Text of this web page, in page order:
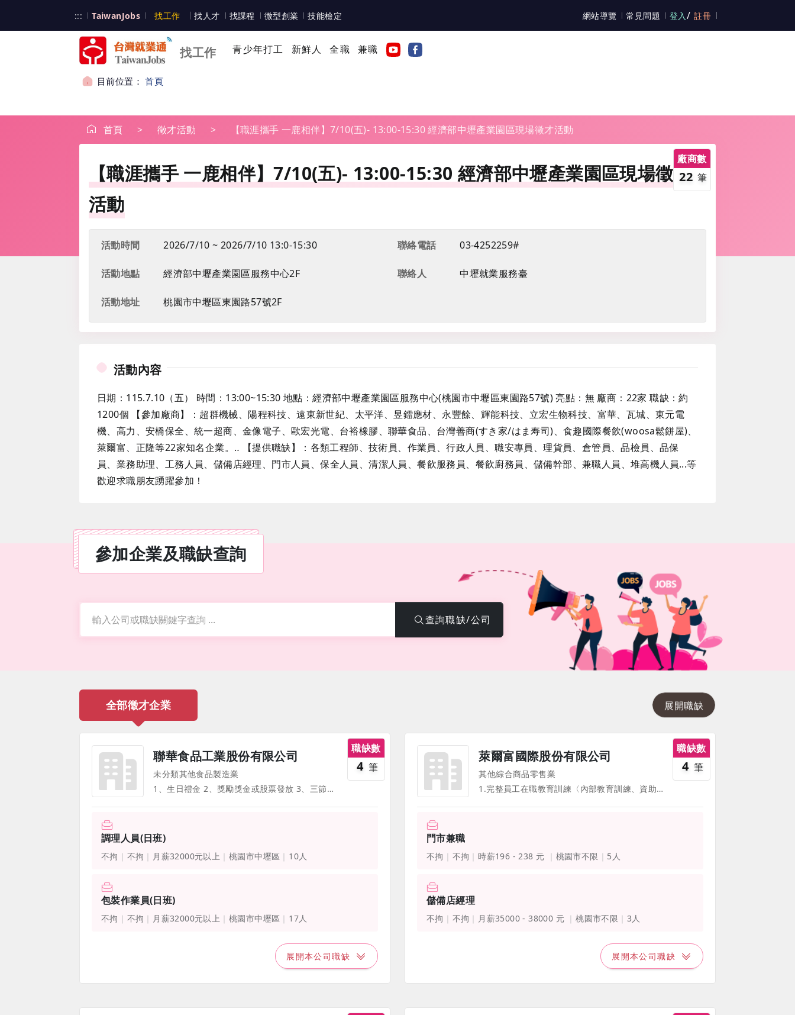
::: TaiwanJobs 台灣就業通
找工作 台灣就業通
找人才 找課程 微型創業 技能檢定 網站導覽 常見問題 登入 / 註冊
找工作 青少年打工 新鮮人 全職 兼職
目前位置：首頁
首頁 徵才活動 【職涯攜手 一鹿相伴】7/10(五)- 13:00-15:30 經濟部中壢產業園區現場徵才活動
【職涯攜手 一鹿相伴】7/10(五)- 13:00-15:30 經濟部中壢產業園區現場徵才
活動
廠商數
22 筆
活動時間 2026/7/10 ~ 2026/7/10 13:0-15:30
活動地點 經濟部中壢產業園區服務中心2F
活動地址 桃園市中壢區東園路57號2F
聯絡電話 03-4252259#
聯絡人 中壢就業服務臺
活動內容
日期：115.7.10（五） 時間：13:00~15:30 地點：經濟部中壢產業園區服務中心(桃園市中壢區東園路57號) 亮點：無 廠商：22家 職缺：約
1200個 【參加廠商】：超群機械、陽程科技、遠東新世紀、太平洋、昱鐳應材、永豐餘、輝能科技、立宏生物科技、富華、瓦城、東元電
機、高力、安橋保全、統一超商、金像電子、歐宏光電、台裕橡膠、聯華食品、台灣善商(すき家/はま寿司)、食趣國際餐飲(woosa鬆餅屋)、
萊爾富、正隆等22家知名企業。‥ 【提供職缺】：各類工程師、技術員、作業員、行政人員、職安專員、理貨員、倉管員、品檢員、品保
員、業務助理、工務人員、儲備店經理、門市人員、保全人員、清潔人員、餐飲服務員、餐飲廚務員、儲備幹部、兼職人員、堆高機人員...等
歡迎求職朋友踴躍參加！
參加企業及職缺查詢
關鍵字
查詢職缺/公司
全部徵才企業 展開職缺
聯華食品工業股份有限公司
未分類其他食品製造業
1、生日禮金 2、獎勵獎金或股票發放 3、三節禮金或禮品發放 4、各項津貼及團保 5、績效獎金、年終獎金 6、定期舉辦員工內部教育訓練、外部教育訓練補助 7、定期聚餐、旅遊 《部份福利、待遇因職務、職等、職種有所不同，並隨公司營運方針有所調整，詳情請於面試時詢問，並以面試為主》
職缺數
4 筆
調理人員(日班)
不拘 不拘 月薪32000元以上 桃園市中壢區 10人
包裝作業員(日班)
不拘 不拘 月薪32000元以上 桃園市中壢區 17人
展開本公司職缺
萊爾富國際股份有限公司
其他綜合商品零售業
1.完整員工在職教育訓練〈內部教育訓練、資助進修〉 2.享公司團保 3.婚喪喜慶補助 4.員工旅遊補助 5.生日禮券 6.年節禮券及禮品 7.年終尾牙、獎金 8.定期健康檢查 9.資深員工表揚 10.幼兒扥育優惠 11.職工福利委員會 《部份福利、待遇因職務、職等、職種有所不同，並隨公司營運方針有所調整，詳情請於面試時詢問，並以面試為主》
職缺數
4 筆
門市兼職
不拘 不拘 時薪196 - 238 元 桃園市不限 5人
儲備店經理
不拘 不拘 月薪35000 - 38000 元 桃園市不限 3人
展開本公司職缺